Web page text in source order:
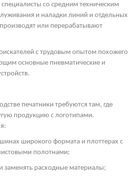
со средним техническим
и наладки линий и отдельных
или перерабатывают
с трудовым опытом похожего
основные пневматические и
печатники требуются там, где
продукцию с логотипами.
широкого формата и плоттерах с
полотнами;
заменять расходные материалы;